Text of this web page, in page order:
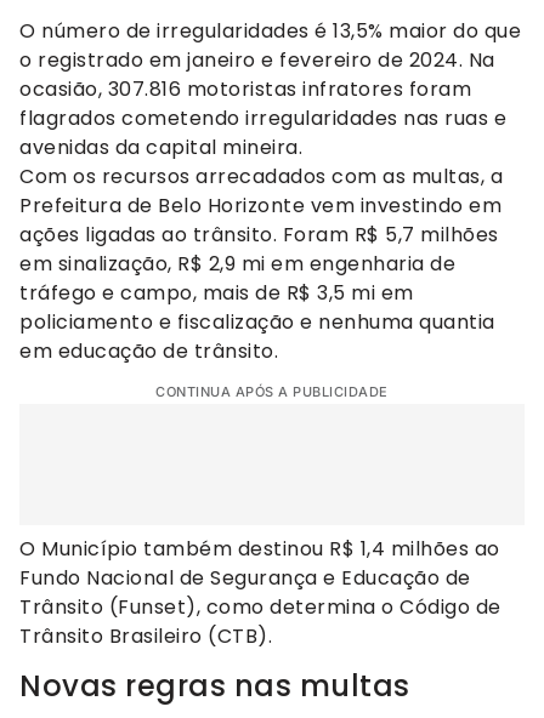
O número de irregularidades é 13,5% maior do que
o registrado em janeiro e fevereiro de 2024. Na
ocasião, 307.816 motoristas infratores foram
flagrados cometendo irregularidades nas ruas e
avenidas da capital mineira.
Com os recursos arrecadados com as multas, a
Prefeitura de Belo Horizonte vem investindo em
ações ligadas ao trânsito. Foram R$ 5,7 milhões
em sinalização, R$ 2,9 mi em engenharia de
tráfego e campo, mais de R$ 3,5 mi em
policiamento e fiscalização e nenhuma quantia
em educação de trânsito.
CONTINUA APÓS A PUBLICIDADE
O Município também destinou R$ 1,4 milhões ao
Fundo Nacional de Segurança e Educação de
Trânsito (Funset), como determina o Código de
Trânsito Brasileiro (CTB).
Novas regras nas multas